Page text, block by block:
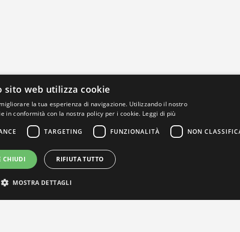
sito web utilizza cookie
la tua esperienza di navigazione. Utilizzando il nostro
in conformità con la nostra policy per i cookie. Leggi di più
TARGETING FUNZIONALITÀ NON
CHIUDI RIFIUTA TUTTO
MOSTRA DETTAGLI